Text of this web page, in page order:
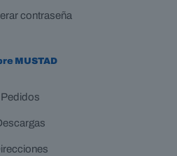
contraseña
MUSTAD
Pedidos